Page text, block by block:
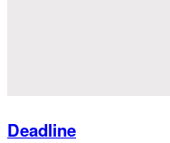
Deadline